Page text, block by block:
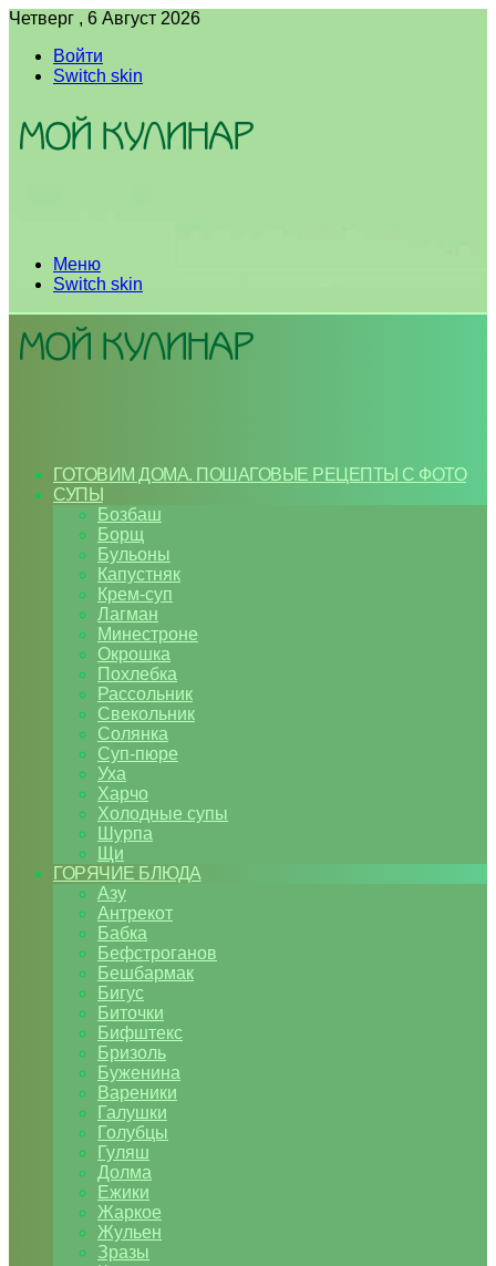
Четверг , 6 Август 2026
Войти
Switch skin
Меню
Switch skin
ГОТОВИМ ДОМА. ПОШАГОВЫЕ РЕЦЕПТЫ С ФОТО
СУПЫ
Бозбаш
Борщ
Бульоны
Капустняк
Крем-суп
Лагман
Минестроне
Окрошка
Похлебка
Рассольник
Свекольник
Солянка
Суп-пюре
Уха
Харчо
Холодные супы
Шурпа
Щи
ГОРЯЧИЕ БЛЮДА
Азу
Антрекот
Бабка
Бефстроганов
Бешбармак
Бигус
Биточки
Бифштекс
Бризоль
Буженина
Вареники
Галушки
Голубцы
Гуляш
Долма
Ежики
Жаркое
Жульен
Зразы